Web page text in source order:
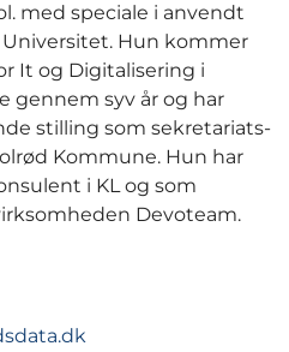
med speciale i anvendt
Hun kommer
It og Digitalisering i
gennem syv år og har
stilling som sekretariats-
Kommune. Hun har
i KL og som
Devoteam.